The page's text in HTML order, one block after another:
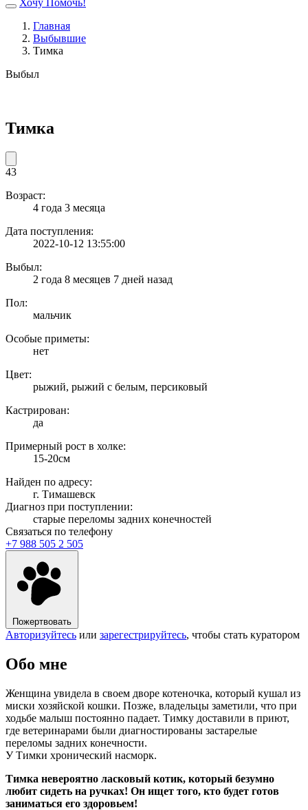
Хочу Помочь!
Главная
Выбывшие
Тимка
Выбыл
Тимка
43
Возраст:
4 года 3 месяца
Дата поступления:
2022-10-12 13:55:00
Выбыл:
2 года 8 месяцев 7 дней назад
Пол:
мальчик
Особые приметы:
нет
Цвет:
рыжий, рыжий с белым, персиковый
Кастрирован:
да
Примерный рост в холке:
15-20см
Найден по адресу:
г. Тимашевск
Диагноз при поступлении:
старые переломы задних конечностей
Связаться по телефону
+7 988 505 2 505
Пожертвовать
Авторизуйтесь или зарегестрируйтесь, чтобы стать куратором
Обо мне
Женщина увидела в своем дворе котеночка, который кушал из
миски хозяйской кошки. Позже, владельцы заметили, что при
ходьбе малыш постоянно падает. Тимку доставили в приют,
где ветеринарами были диагностированы застарелые
переломы задних конечности.
У Тимки хронический насморк.
Тимка невероятно ласковый котик, который безумно
любит сидеть на ручках! Он ищет того, кто будет готов
заниматься его здоровьем!